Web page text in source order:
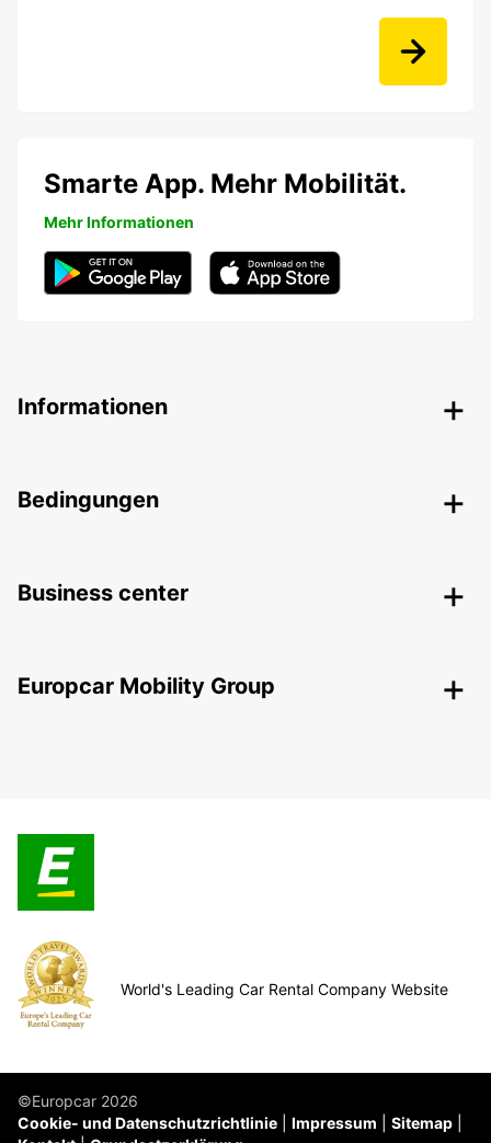
Smarte App. Mehr Mobilität.
Mehr Informationen
Informationen
Bedingungen
Business center
Europcar Mobility Group
World's Leading Car Rental Company Website
©Europcar 2026
Cookie- und Datenschutzrichtlinie
Impressum
Sitemap